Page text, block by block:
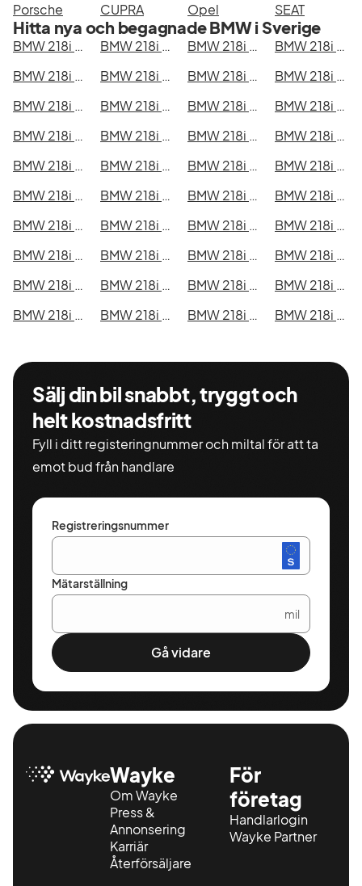
Porsche
CUPRA Opel SEAT
Hitta nya och begagnade BMW i Sverige
BMW 218i Active Tourer i Stockholm BMW 218i Active Tourer i Göteborg BMW 218i Active Tourer i Helsingborg
BMW 218i Active Tourer i Jönköping
BMW 218i Active Tourer i Malmö
BMW 218i Active Tourer i Örebro BMW 218i Active Tourer i Norrköping
BMW 218i Active Tourer i Linköping
BMW 218i Active Tourer i Uppsala
BMW 218i Active Tourer i Västerås BMW 218i Active Tourer i Halmstad
BMW 218i Active Tourer i Växjö
BMW 218i Active Tourer i Eskilstuna
BMW 218i Active Tourer i Kalmar BMW 218i Active Tourer i Karlskrona
BMW 218i Active Tourer i Karlstad
BMW 218i Active Tourer i Kristianstad
BMW 218i Active Tourer i Sundsvall BMW 218i Active Tourer i Umeå
BMW 218i Active Tourer i Varberg
BMW 218i Active Tourer i Borås
BMW 218i Active Tourer i Falkenberg BMW 218i Active Tourer i Gävle
BMW 218i Active Tourer i Luleå
BMW 218i Active Tourer i Lund
BMW 218i Active Tourer i Mönsterås BMW 218i Active Tourer i Uddevalla
BMW 218i Active Tourer i Västervik
BMW 218i Active Tourer i Ystad
BMW 218i Active Tourer i Östersund BMW 218i Active Tourer i Borlänge
BMW 218i Active Tourer i Kiruna
BMW 218i Active Tourer i Nyköping
BMW 218i Active Tourer i Oskarshamn BMW 218i Active Tourer i Sigtuna
BMW 218i Active Tourer i Skellefteå
BMW 218i Active Tourer i Skövde
BMW 218i Active Tourer i Trollhättan BMW 218i Active Tourer i Alingsås BMW 218i Active Tourer i Båstad
Sälj din bil snabbt, tryggt och
helt kostnadsfritt
Fyll i ditt registeringnummer och miltal för att ta
emot bud från handlare
Registreringsnummer
Mätarställning
mil
Gå vidare
Wayke
Om Wayke
Press &
Annonsering
Karriär
Återförsäljare
För
företag
Handlarlogin
Wayke Partner